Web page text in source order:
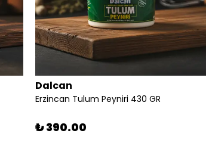
Dalcan
Erzincan Tulum Peyniri 430 GR
₺ 390.00